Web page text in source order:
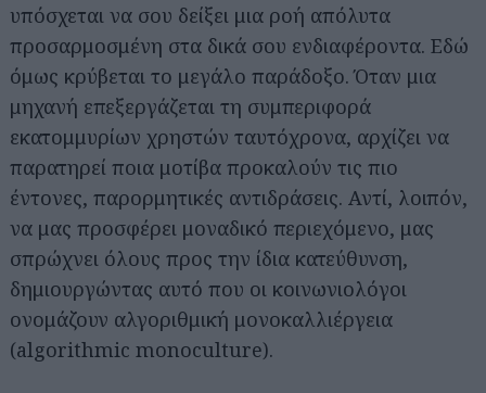
υπόσχεται να σου δείξει μια ροή απόλυτα
προσαρμοσμένη στα δικά σου ενδιαφέροντα. Εδώ
όμως κρύβεται το μεγάλο παράδοξο. Όταν μια
μηχανή επεξεργάζεται τη συμπεριφορά
εκατομμυρίων χρηστών ταυτόχρονα, αρχίζει να
παρατηρεί ποια μοτίβα προκαλούν τις πιο
έντονες, παρορμητικές αντιδράσεις. Αντί, λοιπόν,
να μας προσφέρει μοναδικό περιεχόμενο, μας
σπρώχνει όλους προς την ίδια κατεύθυνση,
δημιουργώντας αυτό που οι κοινωνιολόγοι
ονομάζουν αλγοριθμική μονοκαλλιέργεια
(algorithmic monoculture).